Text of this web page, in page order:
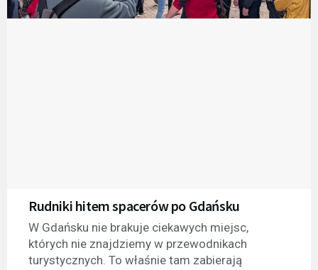
Rudniki hitem spacerów po Gdańsku
W Gdańsku nie brakuje ciekawych miejsc,
których nie znajdziemy w przewodnikach
turystycznych. To właśnie tam zabierają